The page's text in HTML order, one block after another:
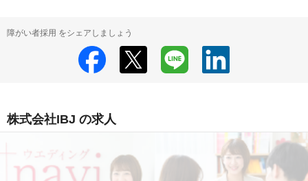
障がい者採用 をシェアしましょう
株式会社IBJ の求人